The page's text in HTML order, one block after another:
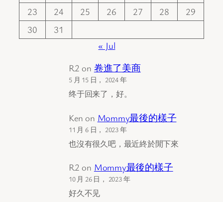
23
24 25 26 27 28
29
30
31
« Jul
R2 on 卷進了美商
5 月 15 日， 2024 年
终于回来了，好。
Ken on Mommy最後的樣子
11 月 6 日， 2023 年
也沒有很久吧，最近終於閒下來
R2 on Mommy最後的樣子
10 月 26 日， 2023 年
好久不见